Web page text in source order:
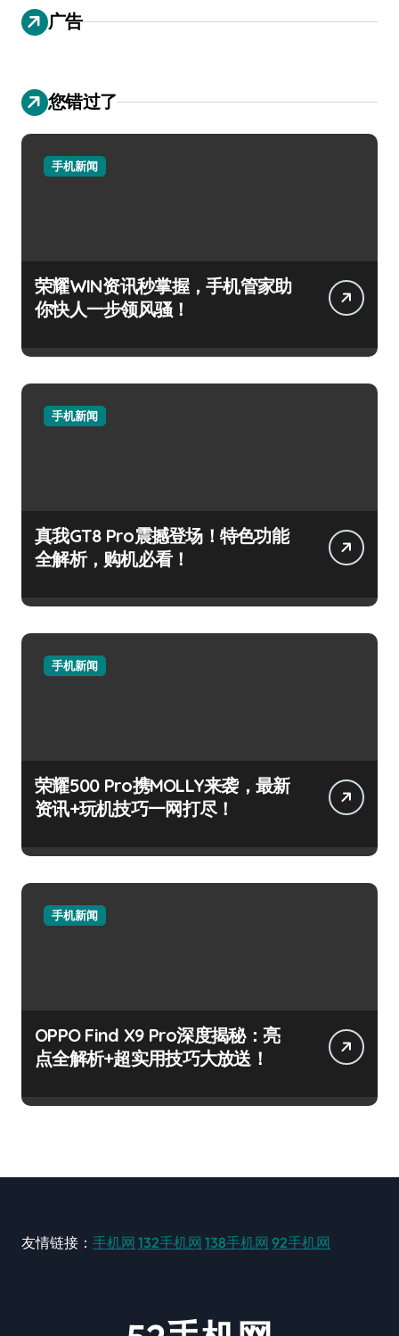
广告
您错过了
手机新闻
荣耀WIN资讯秒掌握，手机管家助
你快人一步领风骚！
手机新闻
真我GT8 Pro震撼登场！特色功能
全解析，购机必看！
手机新闻
荣耀500 Pro携MOLLY来袭，最新
资讯+玩机技巧一网打尽！
手机新闻
OPPO Find X9 Pro深度揭秘：亮
点全解析+超实用技巧大放送！
友情链接： 手机网 132手机网 138手机网 92手机网